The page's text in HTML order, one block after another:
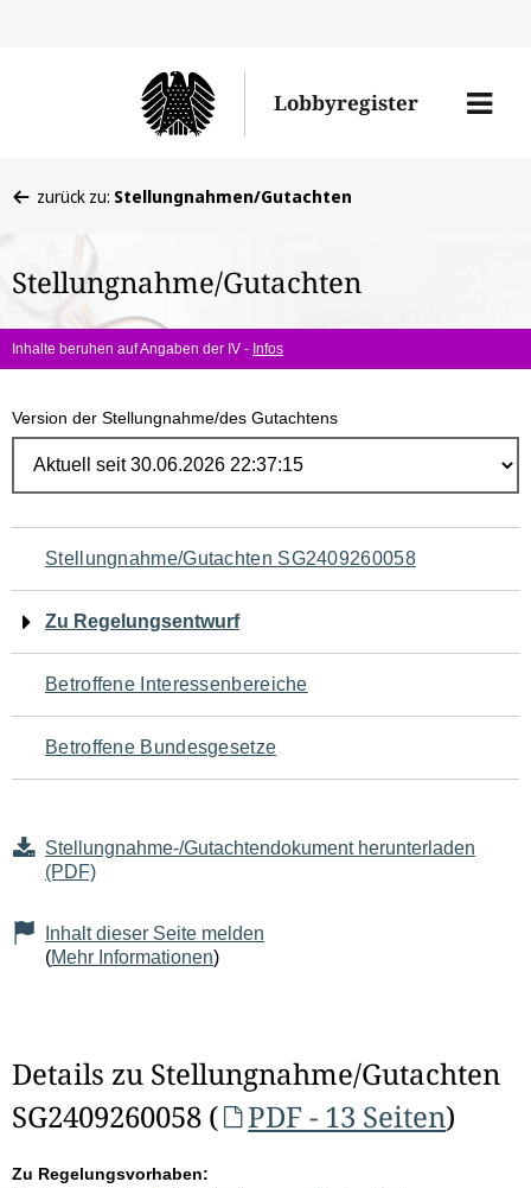
Lobbyregister
Menü
befinden
hier:
zurück zu: Stellungnahmen/Gutachten
Stellungnahme/Gutachten
Inhalte beruhen auf Angaben der IV - Infos
Version der Stellungnahme/des Gutachtens
Navigation
für
den
Seiteninhalt
Stellungnahme/Gutachten SG2409260058
Zu Regelungsentwurf
Betroffene Interessenbereiche
Betroffene Bundesgesetze
Stellungnahme-/Gutachtendokument herunterladen
(PDF)
Inhalt dieser Seite melden
(Mehr Informationen)
Details zu Stellungnahme/Gutachten
SG2409260058 (
PDF - 13 Seiten)
Zu Regelungsvorhaben: